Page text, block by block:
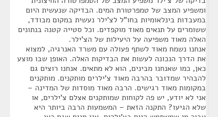
ומשפיע המצב של טמפרטורת המים. הבדיקה שנעשית היום
במעבדות בינלאומיות בחו"ל לצ'ילר נעשית במקום מבודד,
ששומרים על תנאים מאוד מוקפדים. וכל סטייה קטנה בנתונים
האלה מאוד משפיעה על היעילות של הצ'ילר.
אנחנו נשמח מאוד לשתף פעולה עם משרד האנרגיה, למצוא
את הדרך הנכונה לעשות את הבדיקות האלה. האופן שבו מוצע
כאן, כמו שאנחנו מבינים, הוא לא מתאים. אנחנו רוצים גם
להבהיר שמדובר בהרבה מאוד צ'ילרים מותקנים. מותקנים
במקומות מאוד רגישים. הרבה מאוד מוסדות של המדינה –
אני לא יודע, יש פה לקוחות שמותקנים אצלם צ'ילרים, או
שלא הגיעו? התקנה הזאת – המשמעות הרבה ביותר היא